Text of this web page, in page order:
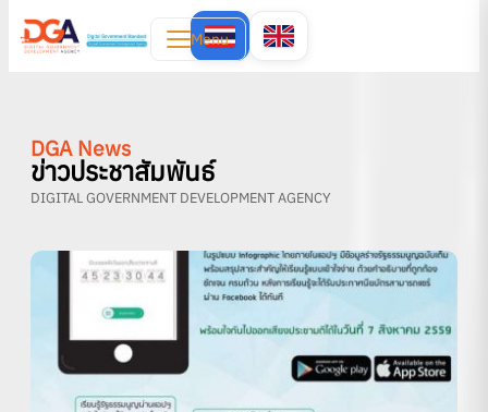
Menu
DGA News
ข่าวประชาสัมพันธ์
DIGITAL GOVERNMENT DEVELOPMENT AGENCY